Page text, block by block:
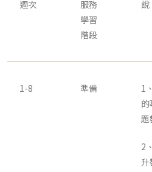
週次
服務
學習
階段
1-8 準備
1
題
2
升